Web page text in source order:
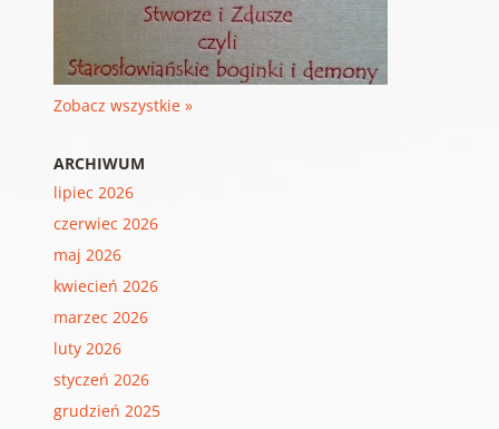
Zobacz wszystkie »
ARCHIWUM
lipiec 2026
czerwiec 2026
maj 2026
kwiecień 2026
marzec 2026
luty 2026
styczeń 2026
grudzień 2025